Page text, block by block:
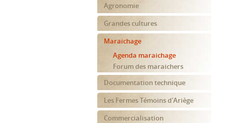
Agronomie
Grandes cultures
Maraichage
Agenda maraichage
Forum des maraichers
Documentation technique
Les Fermes Témoins d'Ariège
Commercialisation